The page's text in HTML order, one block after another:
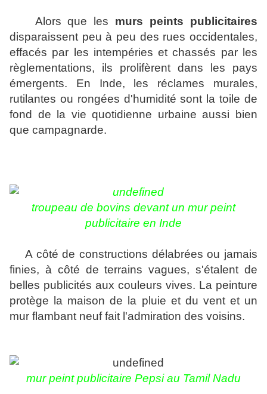
Alors que les murs peints publicitaires
disparaissent peu à peu des rues occidentales,
effacés par les intempéries et chassés par les
règlementations, ils prolifèrent dans les pays
émergents. En Inde, les réclames murales,
rutilantes ou rongées d'humidité sont la toile de
fond de la vie quotidienne urbaine aussi bien
que campagnarde.
troupeau de bovins devant un mur peint
publicitaire en Inde
A côté de constructions délabrées ou jamais
finies, à côté de terrains vagues, s'étalent de
belles publicités aux couleurs vives. La peinture
protège la maison de la pluie et du vent et un
mur flambant neuf fait l'admiration des voisins.
mur peint publicitaire Pepsi au Tamil Nadu